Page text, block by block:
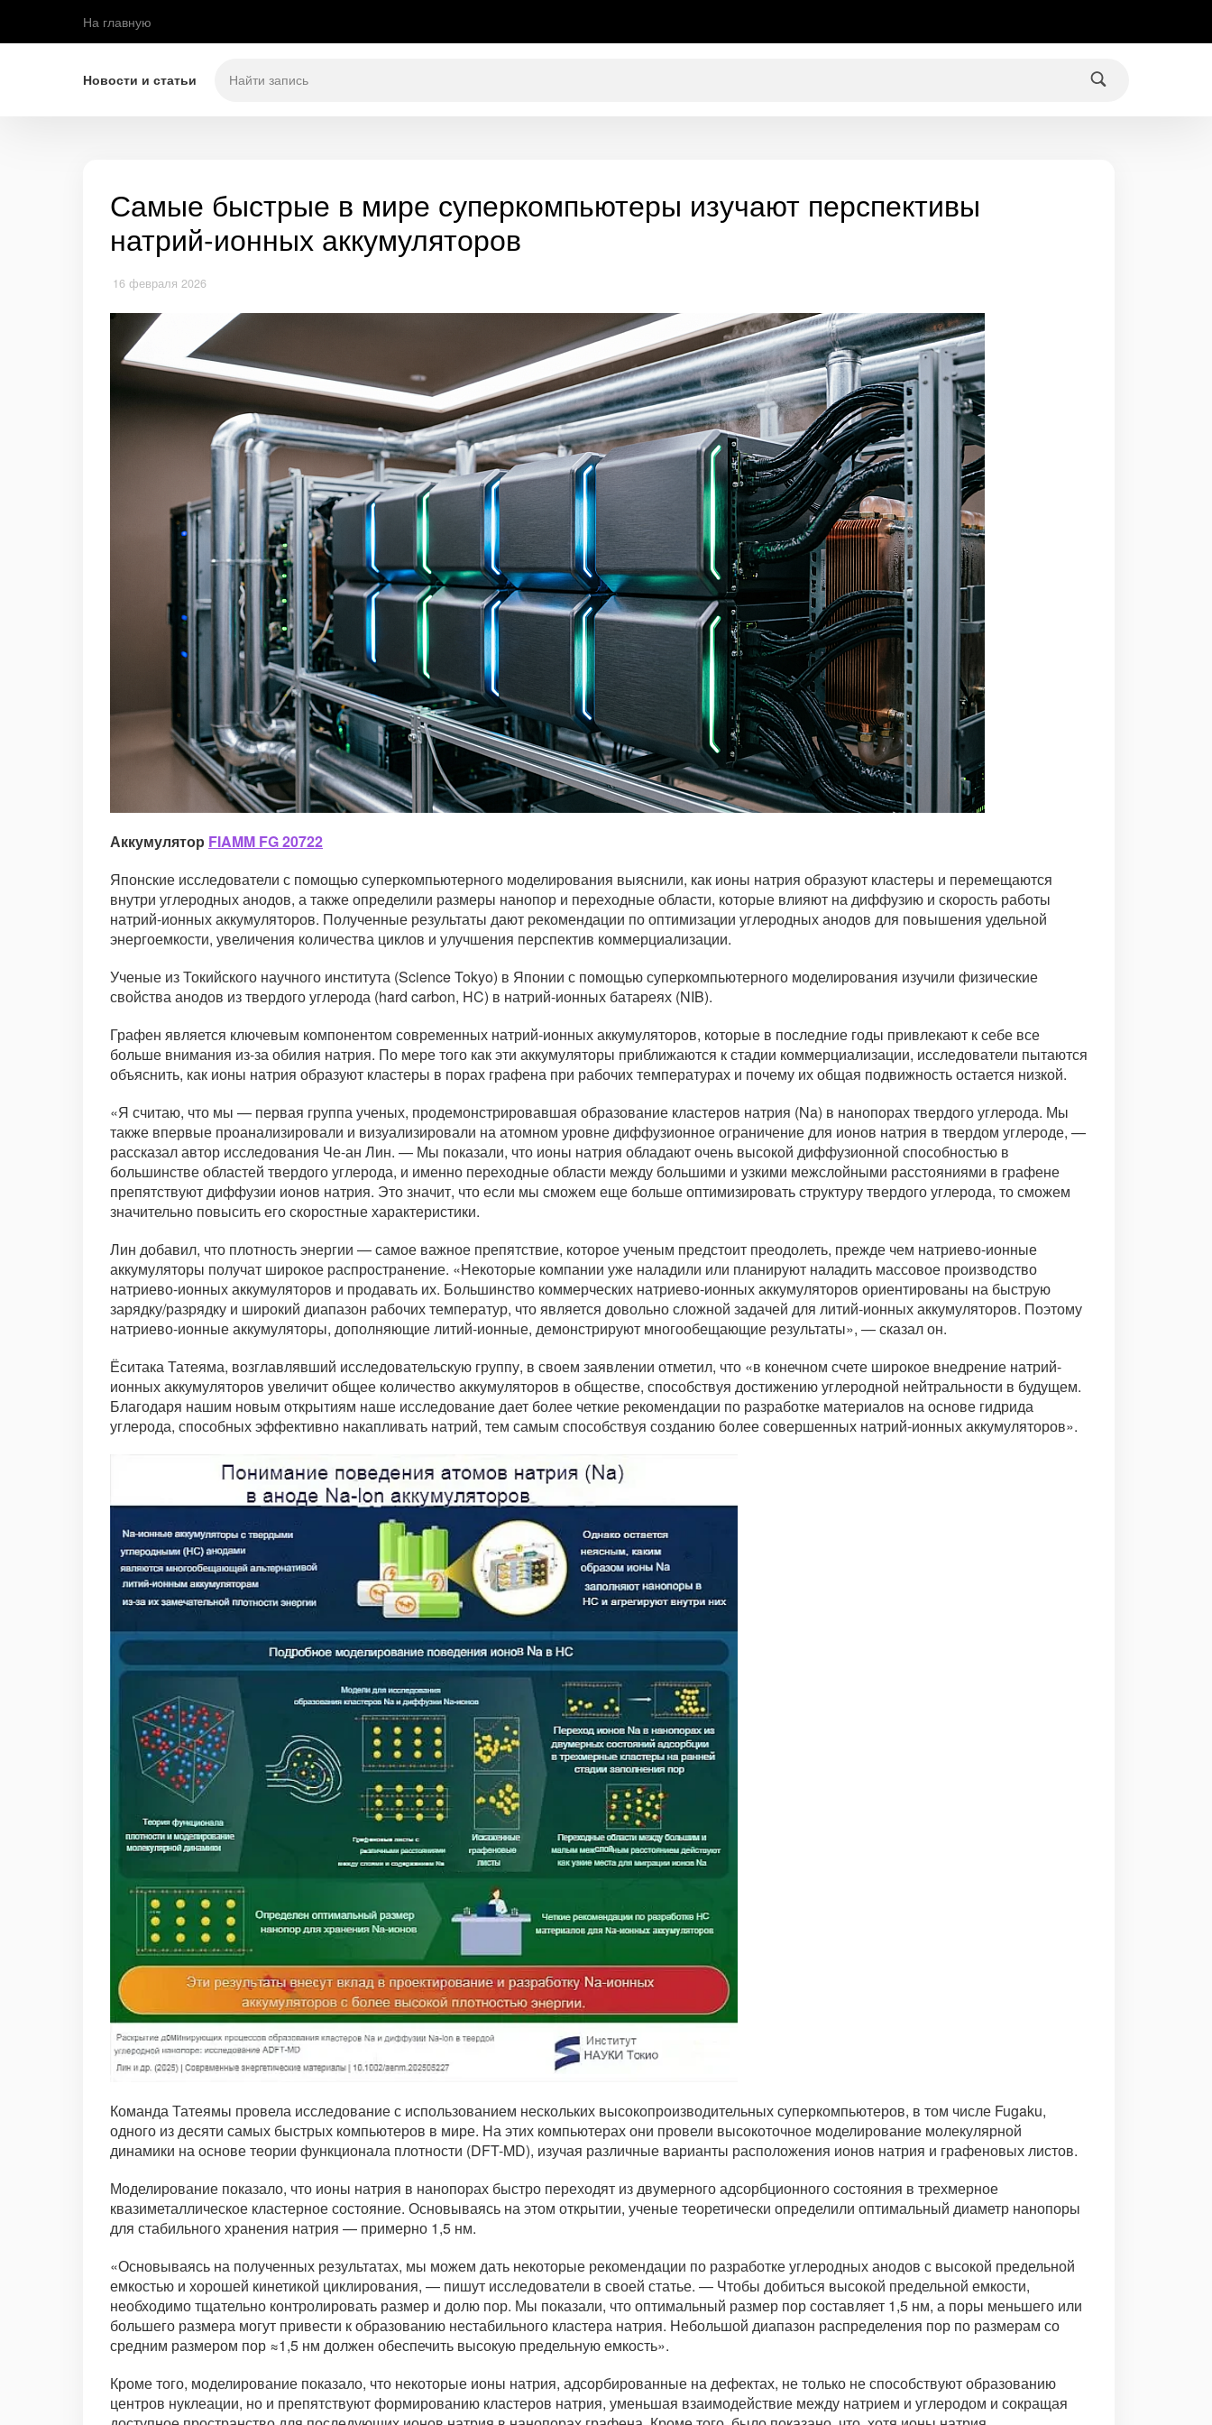
На главную
Новости и статьи
Самые быстрые в мире суперкомпьютеры изучают перспективы
натрий-ионных аккумуляторов
16 февраля 2026
Аккумулятор FIAMM FG 20722
Японские исследователи с помощью суперкомпьютерного моделирования выяснили, как ионы натрия образуют кластеры и перемещаются
внутри углеродных анодов, а также определили размеры нанопор и переходные области, которые влияют на диффузию и скорость работы
натрий-ионных аккумуляторов. Полученные результаты дают рекомендации по оптимизации углеродных анодов для повышения удельной
энергоемкости, увеличения количества циклов и улучшения перспектив коммерциализации.
Ученые из Токийского научного института (Science Tokyo) в Японии с помощью суперкомпьютерного моделирования изучили физические
свойства анодов из твердого углерода (hard carbon, HC) в натрий-ионных батареях (NIB).
Графен является ключевым компонентом современных натрий-ионных аккумуляторов, которые в последние годы привлекают к себе все
больше внимания из-за обилия натрия. По мере того как эти аккумуляторы приближаются к стадии коммерциализации, исследователи пытаются
объяснить, как ионы натрия образуют кластеры в порах графена при рабочих температурах и почему их общая подвижность остается низкой.
«Я считаю, что мы — первая группа ученых, продемонстрировавшая образование кластеров натрия (Na) в нанопорах твердого углерода. Мы
также впервые проанализировали и визуализировали на атомном уровне диффузионное ограничение для ионов натрия в твердом углероде, —
рассказал автор исследования Че-ан Лин. — Мы показали, что ионы натрия обладают очень высокой диффузионной способностью в
большинстве областей твердого углерода, и именно переходные области между большими и узкими межслойными расстояниями в графене
препятствуют диффузии ионов натрия. Это значит, что если мы сможем еще больше оптимизировать структуру твердого углерода, то сможем
значительно повысить его скоростные характеристики.
Лин добавил, что плотность энергии — самое важное препятствие, которое ученым предстоит преодолеть, прежде чем натриево-ионные
аккумуляторы получат широкое распространение. «Некоторые компании уже наладили или планируют наладить массовое производство
натриево-ионных аккумуляторов и продавать их. Большинство коммерческих натриево-ионных аккумуляторов ориентированы на быструю
зарядку/разрядку и широкий диапазон рабочих температур, что является довольно сложной задачей для литий-ионных аккумуляторов. Поэтому
натриево-ионные аккумуляторы, дополняющие литий-ионные, демонстрируют многообещающие результаты», — сказал он.
Ёситака Татеяма, возглавлявший исследовательскую группу, в своем заявлении отметил, что «в конечном счете широкое внедрение натрий-
ионных аккумуляторов увеличит общее количество аккумуляторов в обществе, способствуя достижению углеродной нейтральности в будущем.
Благодаря нашим новым открытиям наше исследование дает более четкие рекомендации по разработке материалов на основе гидрида
углерода, способных эффективно накапливать натрий, тем самым способствуя созданию более совершенных натрий-ионных аккумуляторов».
Команда Татеямы провела исследование с использованием нескольких высокопроизводительных суперкомпьютеров, в том числе Fugaku,
одного из десяти самых быстрых компьютеров в мире. На этих компьютерах они провели высокоточное моделирование молекулярной
динамики на основе теории функционала плотности (DFT-MD), изучая различные варианты расположения ионов натрия и графеновых листов.
Моделирование показало, что ионы натрия в нанопорах быстро переходят из двумерного адсорбционного состояния в трехмерное
квазиметаллическое кластерное состояние. Основываясь на этом открытии, ученые теоретически определили оптимальный диаметр нанопоры
для стабильного хранения натрия — примерно 1,5 нм.
«Основываясь на полученных результатах, мы можем дать некоторые рекомендации по разработке углеродных анодов с высокой предельной
емкостью и хорошей кинетикой циклирования, — пишут исследователи в своей статье. — Чтобы добиться высокой предельной емкости,
необходимо тщательно контролировать размер и долю пор. Мы показали, что оптимальный размер пор составляет 1,5 нм, а поры меньшего или
большего размера могут привести к образованию нестабильного кластера натрия. Небольшой диапазон распределения пор по размерам со
средним размером пор ≈1,5 нм должен обеспечить высокую предельную емкость».
Кроме того, моделирование показало, что некоторые ионы натрия, адсорбированные на дефектах, не только не способствуют образованию
центров нуклеации, но и препятствуют формированию кластеров натрия, уменьшая взаимодействие между натрием и углеродом и сокращая